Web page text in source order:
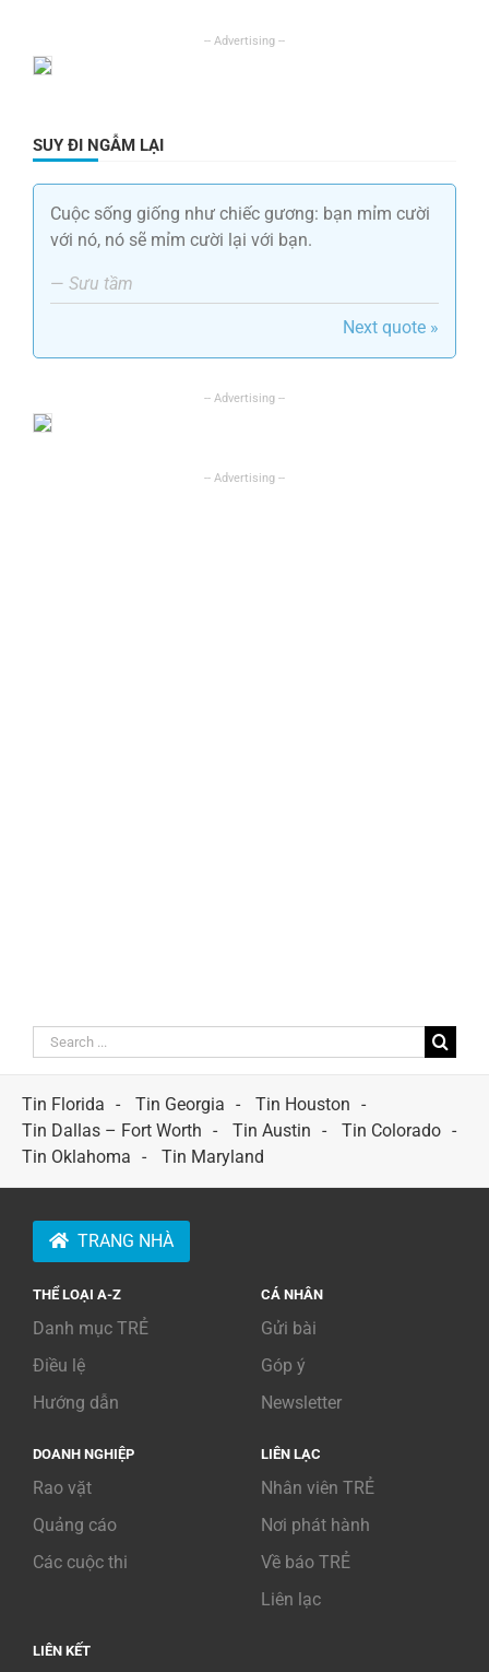
SUY ĐI NGẪM LẠI
Cuộc sống giống như chiếc gương: bạn mỉm cười
với nó, nó sẽ mỉm cười lại với bạn.
— Sưu tầm
Next quote »
Search
for:
Tin Florida
Tin Georgia
Tin Houston
Tin Dallas – Fort Worth
Tin Austin
Tin Colorado
Tin Oklahoma
Tin Maryland
TRANG NHÀ
THỂ LOẠI A-Z
Danh mục TRẺ
Điều lệ
Hướng dẫn
CÁ NHÂN
Gửi bài
Góp ý
Newsletter
DOANH NGHIỆP
Rao vặt
Quảng cáo
Các cuộc thi
LIÊN LẠC
Nhân viên TRẺ
Nơi phát hành
Về báo TRẺ
Liên lạc
LIÊN KẾT